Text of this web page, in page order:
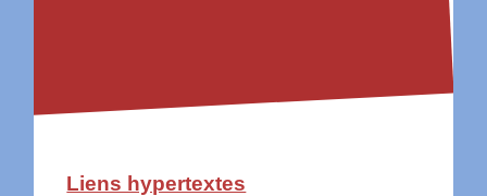
Liens hypertextes